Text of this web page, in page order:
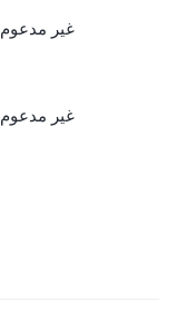
غير مدعوم
غير مدعوم